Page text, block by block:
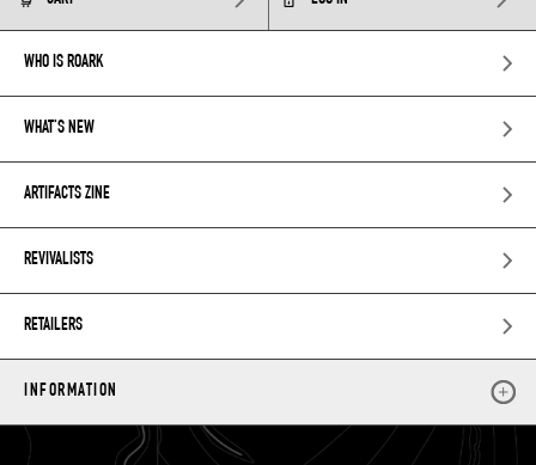
WHO IS ROARK
WHAT’S NEW
ARTIFACTS ZINE
REVIVALISTS
RETAILERS
INFORMATION